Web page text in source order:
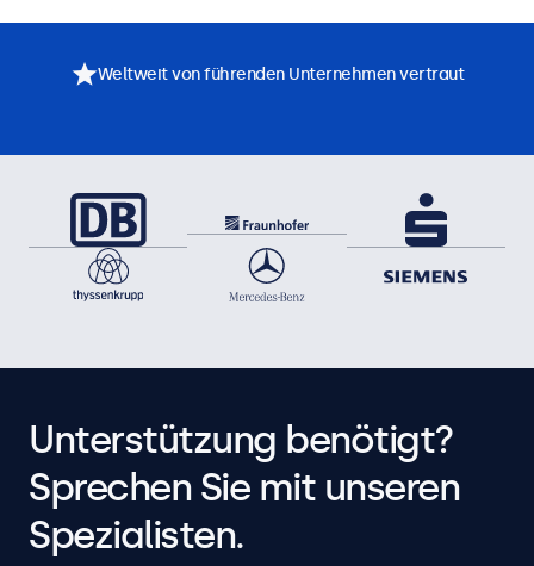
Weltweit von führenden Unternehmen vertraut
Unterstützung benötigt?
Sprechen Sie mit unseren
Spezialisten.